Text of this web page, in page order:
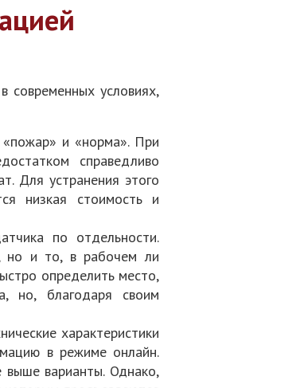
современных условиях,
«пожар» и «норма». При
справедливо
Для устранения этого
низкая стоимость и
по отдельности.
но и то, в рабочем ли
определить место,
но, благодаря своим
характеристики
в режиме онлайн.
выше варианты. Однако,